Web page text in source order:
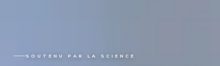
SOUTENU PAR LA SCIENCE